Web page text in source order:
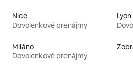
Nice
Dovolenkové prenájmy
Lyon
Miláno
Dovolenkové prenájmy